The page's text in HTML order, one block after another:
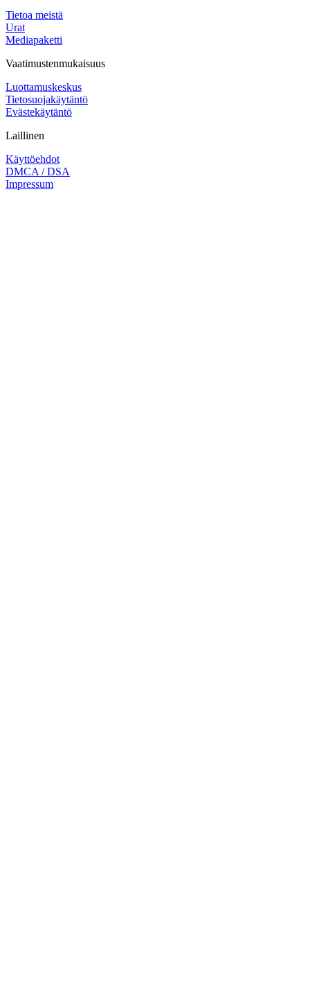
Tietoa meistä
Urat
Mediapaketti
Vaatimustenmukaisuus
Luottamuskeskus
Tietosuojakäytäntö
Evästekäytäntö
Laillinen
Käyttöehdot
DMCA / DSA
Impressum